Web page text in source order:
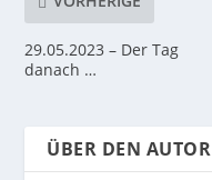
29.05.2023 – Der Tag
danach …
ÜBER DEN AUTOR